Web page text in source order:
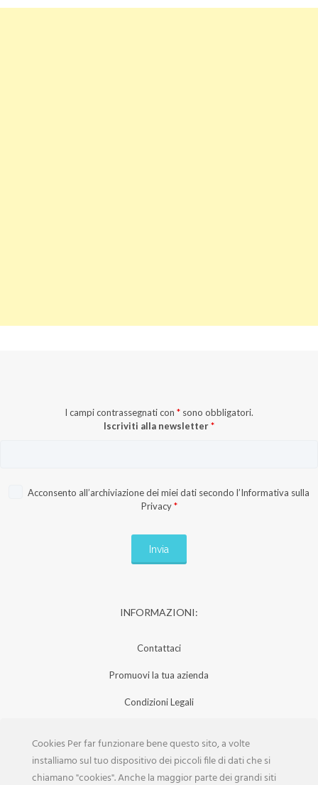
I campi contrassegnati con * sono obbligatori.
Iscriviti alla newsletter*
Acconsento all’archiviazione dei miei dati secondo l’Informativa sulla
Privacy *
INFORMAZIONI:
Contattaci
Promuovi la tua azienda
Condizioni Legali
Iscrizione Aziende
Scarica la Rivista
Cookies Per far funzionare bene questo sito, a volte
installiamo sul tuo dispositivo dei piccoli file di dati che si
chiamano "cookies". Anche la maggior parte dei grandi siti